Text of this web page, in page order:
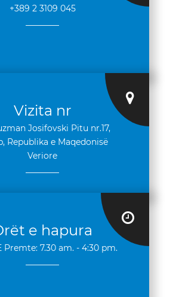
+389 2 3109 045
Vizita nr
Josifovski Pitu nr.17,
Republika e Maqedonisë
Veriore
e hapura
Premte: 7.30 am. - 4:30 pm.